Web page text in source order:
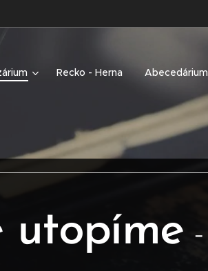
Recko - Herna Abecedárium
utopíme -